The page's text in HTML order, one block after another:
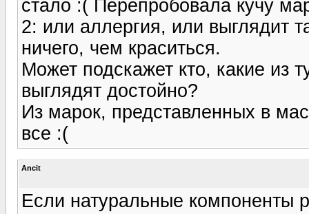
стало :( Перепробовала кучу
2: или аллергия, или выглядит
ничего, чем краситься.
Может подскажет кто, какие из
выглядят достойно?
Из марок, представленных в
все :(
Ancit
Если натуральные компоненты